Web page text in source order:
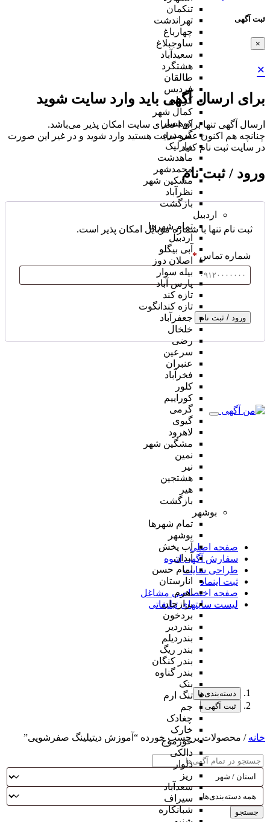
ثبت آگهی
×
×
برای ارسال آگهی باید وارد سایت شوید
ارسال آگهی تنها برای اعضای سایت امکان پذیر می‌باشد.
چنانچه هم‌ اکنون عضو سایت هستید وارد شوید و در غیر این صورت
در سایت ثبت نام کنید
ورود / ثبت نام
ثبت نام تنها با شماره موبایل امکان پذیر است.
شماره تماس *
ورود / ثبت نام
تنکمان
تهراندشت
چهارباغ
ساوجبلاغ
سعیدآباد
هشتگرد
طالقان
فردیس
کردان
کمال شهر
کوهسار
گرمدره
مارلیک
ماهدشت
محمدشهر
مشکین شهر
نظرآباد
بازگشت
اردبیل
تمام شهر‌ها
اردبیل
آبی بیگلو
اصلان دوز
بیله سوار
پارس آباد
تازه کند
تازه کندانگوت
جعفرآباد
خلخال
رضی
سرعین
عنبران
فخرآباد
کلور
کوراییم
گرمی
گیوی
لاهرود
مشگین شهر
نمین
نیر
هشتجین
هیر
بازگشت
بوشهر
تمام شهر‌ها
بوشهر
آب پخش
آبدان
امام حسن
انارستان
اهرم
برازجان
بردخون
بندردیر
بندردیلم
بندر ریگ
بندر کنگان
بندر گناوه
بنک
تنگ ارم
جم
چغادک
خارک
خورموج
دالکی
دلوار
ریز
سعدآباد
سیراف
شبانکاره
صفحه اصلی
سفارش آگهی انبوه
طراحی سایت
ثبت اینماد
صفحه اختصاصی مشاغل
لیست سایتهای تبلیغاتی
دسته‌بندی‌ها
ثبت آگهی
خانه / محصولات برچسب خورده “آموزش دیتیلینگ صفرشویی”
جستجو